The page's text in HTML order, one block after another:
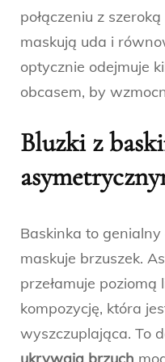
połączeniu z
maskują uda i
optycznie odejmuje
obcasem, by
Bluzki z
Baskinka to
maskuje brzuszek.
przełamuje
kompozycję, która
wyszczuplająca. To